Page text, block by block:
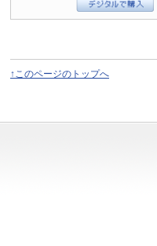
↑このページのトップへ